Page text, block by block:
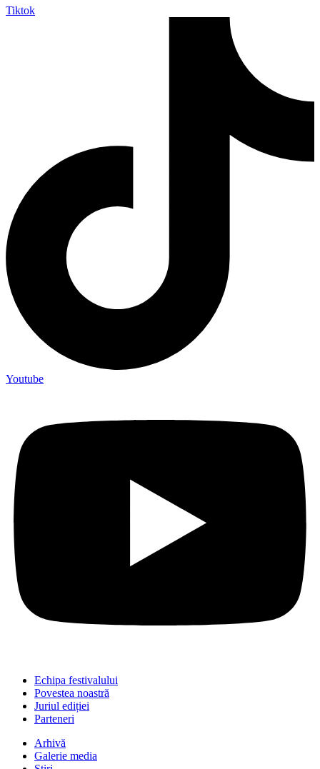
Tiktok
Youtube
Echipa festivalului
Povestea noastră
Juriul ediției
Parteneri
Arhivă
Galerie media